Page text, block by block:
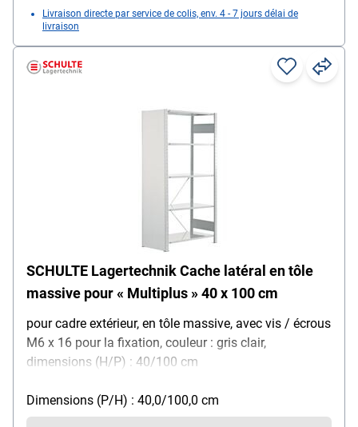
Livraison directe par service de colis, env. 4 - 7 jours délai de
livraison
SCHULTE Lagertechnik Cache latéral en tôle
massive pour « Multiplus » 40 x 100 cm
pour cadre extérieur, en tôle massive, avec vis / écrous
M6 x 16 pour la fixation, couleur : gris clair,
dimensions (H/P) : 40/100 cm
Dimensions (P/H) : 40,0/100,0 cm